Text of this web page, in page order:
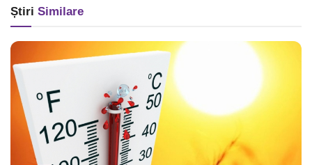
Știri Similare